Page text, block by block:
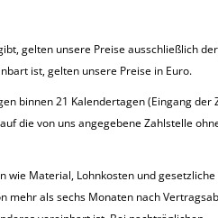
gelten unsere Preise ausschließlich
ist, gelten unsere Preise in Euro.
binnen 21 Kalendertagen (Eingang der
die von uns angegebene Zahlstelle
wie Material, Lohnkosten und
als sechs Monaten nach